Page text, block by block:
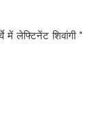
में लेफ्टिनेंट शिवांगी "